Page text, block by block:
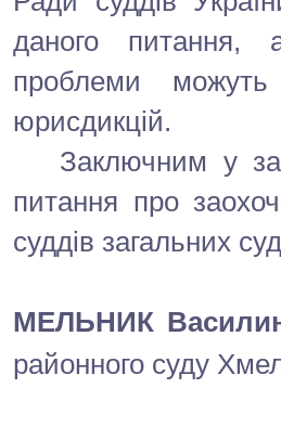
даного питання,
проблеми можуть
юрисдикцій.
Заключним у
питання про
суддів загальних
МЕЛЬНИК
районного суду